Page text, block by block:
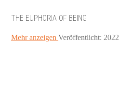
THE EUPHORIA OF BEING
Mehr anzeigen Veröffentlicht: 2022